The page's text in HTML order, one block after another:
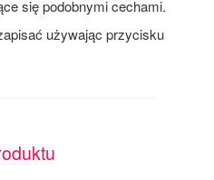
się podobnymi cechami.
używając przycisku